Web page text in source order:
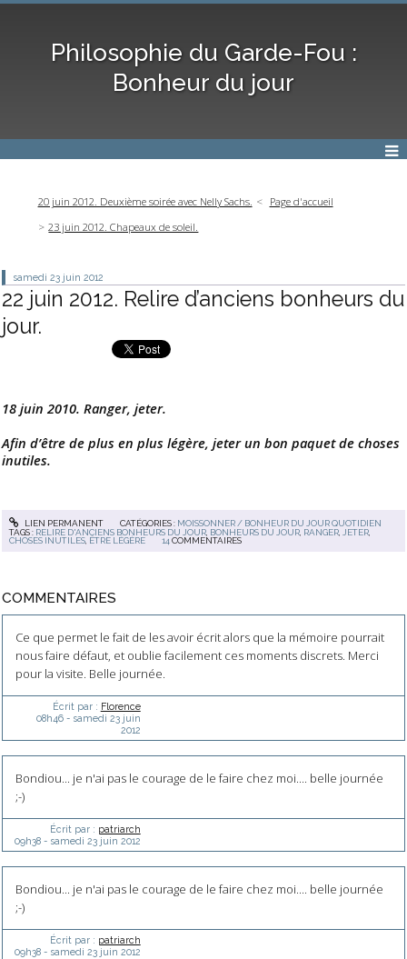
Philosophie du Garde-Fou :
Bonheur du jour
20 juin 2012. Deuxième soirée avec Nelly Sachs.
Page d'accueil
23 juin 2012. Chapeaux de soleil.
samedi 23 juin 2012
22 juin 2012. Relire d’anciens bonheurs du
jour.
18 juin 2010. Ranger, jeter.
Afin d’être de plus en plus légère, jeter un bon paquet de choses
inutiles.
LIEN PERMANENT CATÉGORIES : MOISSONNER / BONHEUR DU JOUR QUOTIDIEN
TAGS : RELIRE D'ANCIENS BONHEURS DU JOUR BONHEURS DU JOUR RANGER JETER
CHOSES INUTILES ÊTRE LÉGÈRE 14 COMMENTAIRES
COMMENTAIRES
Ce que permet le fait de les avoir écrit alors que la mémoire pourrait
nous faire défaut, et oublie facilement ces moments discrets. Merci
pour la visite. Belle journée.
Écrit par : Florence
08h46- samedi 23 juin
2012
Bondiou... je n'ai pas le courage de le faire chez moi.... belle journée
;-)
Écrit par : patriarch
09h38- samedi 23 juin 2012
Bondiou... je n'ai pas le courage de le faire chez moi.... belle journée
;-)
Écrit par : patriarch
09h38- samedi 23 juin 2012